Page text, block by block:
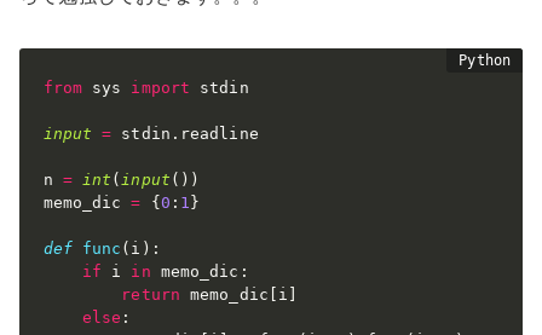
from sys import stdin
input = stdin . readline
n = int ( input ( ) )
memo_dic = { 0 : 1 }
def func ( i ) :
if i in memo_dic :
return memo_dic i
else :